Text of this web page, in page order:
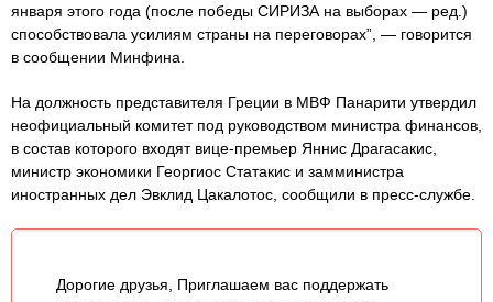
января этого года (после победы СИРИЗА на выборах — ред.)
способствовала усилиям страны на переговорах”, — говорится
в сообщении Минфина.
На должность представителя Греции в МВФ Панарити утвердил
неофициальный комитет под руководством министра финансов,
в состав которого входят вице-премьер Яннис Драгасакис,
министр экономики Георгиос Статакис и замминистра
иностранных дел Эвклид Цакалотос, сообщили в пресс-службе.
Дорогие друзья, Приглашаем вас поддержать